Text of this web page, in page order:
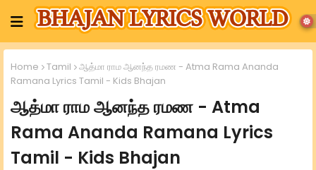
Home Tamil
ஆத்மா ராம ஆனந்த ரமண - Atma Rama Ananda
Ramana Lyrics Tamil - Kids Bhajan
ஆத்மா ராம ஆனந்த ரமண - Atma
Rama Ananda Ramana Lyrics
Tamil - Kids Bhajan